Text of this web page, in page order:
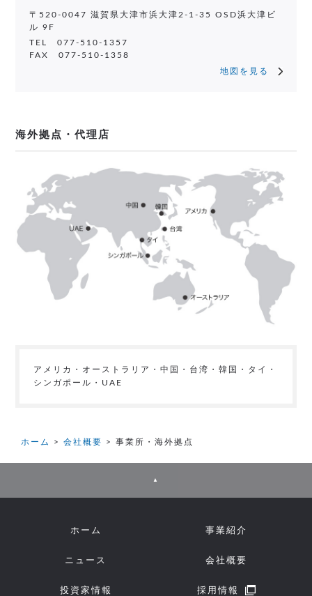
〒520-0047 滋賀県大津市浜大津2-1-35 OSD浜大津ビ
ル 9F
TEL 077-510-1357
FAX 077-510-1358
地図を見る
海外拠点・代理店
アメリカ・オーストラリア・中国・台湾・韓国・タイ・
シンガポール・UAE
ホーム 会社概要 事業所・海外拠点
▲
ホーム 事業紹介
ニュース 会社概要
投資家情報 採用情報